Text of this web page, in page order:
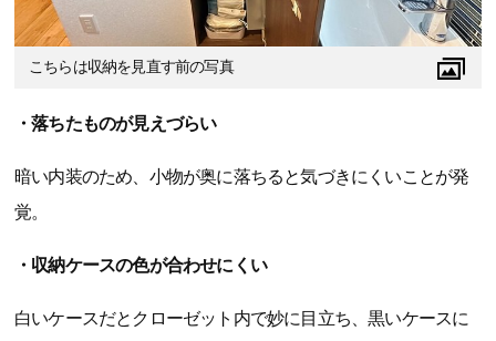
こちらは収納を見直す前の写真
・落ちたものが見えづらい
暗い内装のため、小物が奥に落ちると気づきにくいことが発
覚。
・収納ケースの色が合わせにくい
白いケースだとクローゼット内で妙に目立ち、黒いケースに